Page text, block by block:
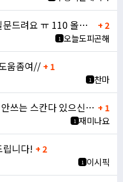
뉴비 궁금한점 질문드려요 ㅠ 110 올럭 표도 + 2
1 오늘도피곤해
움좀여// + 1
1 찬마
111허밋입니다. 안쓰는 스칸다 있으신 분 댓글 좀 부탁드려요. + 1
1 재미나요
립니다! + 2
1 이시픽